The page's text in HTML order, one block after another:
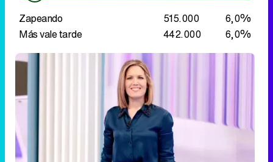
Silvia Intxaurrondo en 'La hora de La 1'
Mañana